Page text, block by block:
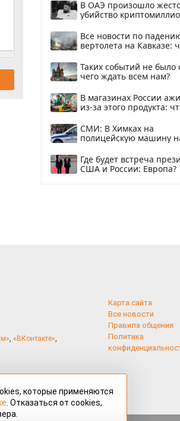
В ОАЭ произошло
убийство
Все новости по
вертолета на Кавказе:
Таких событий не было
чего ждать всем нам?
В магазинах России
из-за этого продукта:
СМИ: В Химках на
полицейскую машину
Где будет встреча
США и России: Европа?
, «ВКонтакте»,
Карта сайта
Все новости
Правила общения
Политика
которые применяются
. Отказаться от cookies,